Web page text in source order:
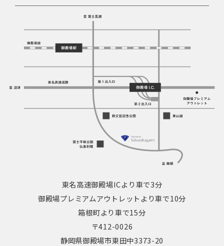
東名高速御殿場ICより車で3分
御殿場プレミアムアウトレットより車で10分
箱根町より車で15分
〒412-0026
静岡県御殿場市東田中3373-20